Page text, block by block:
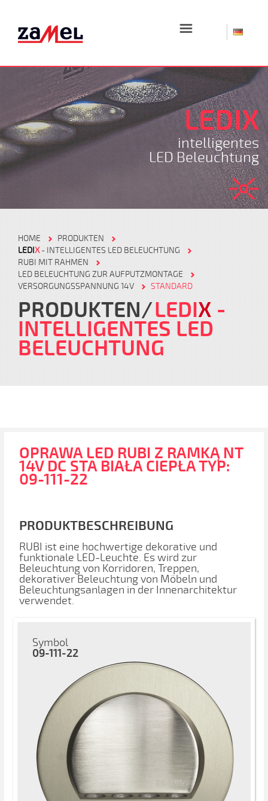
☰
LEDIX
intelligentes
LED Beleuchtung
HOME
PRODUKTEN
LEDIX- INTELLIGENTES LED BELEUCHTUNG
RUBI MIT RAHMEN
LED BELEUCHTUNG ZUR AUFPUTZMONTAGE
VERSORGUNGSSPANNUNG 14V
STANDARD
PRODUKTEN LEDIX -
INTELLIGENTES LED
BELEUCHTUNG
OPRAWA LED RUBI Z RAMKĄ NT
14V DC STA BIAŁA CIEPŁA TYP:
09-111-22
PRODUKTBESCHREIBUNG
RUBI ist eine hochwertige dekorative und
funktionale LED-Leuchte. Es wird zur
Beleuchtung von Korridoren, Treppen,
dekorativer Beleuchtung von Möbeln und
Beleuchtungsanlagen in der Innenarchitektur
verwendet.
Symbol
09-111-22